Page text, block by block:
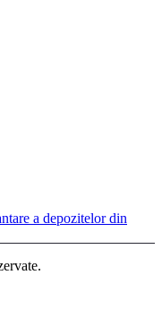
a depozitelor din